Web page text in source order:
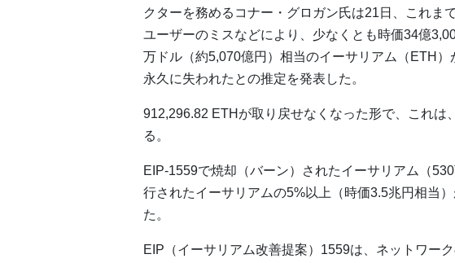
クターを務めるコナー・グロガン氏は21日、これま
ユーザーのミスなどにより、少なくとも時価34億
万ドル（約5,070億円）相当のイーサリアム（ETH）
永久に失われたとの推定を発表した。
912,296.82 ETHが取り戻せなくなった形で、これは
る。
EIP-1559で焼却（バーン）されたイーサリアム（
行されたイーサリアムの5%以上（時価3.5兆円相当
た。
EIP（イーサリアム改善提案）1559は、ネットワー